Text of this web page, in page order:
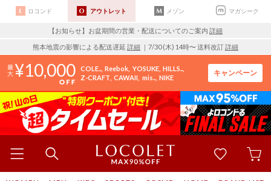
ロコンド アウトレット メゾン マガシーク
【お知らせ】お盆期間の営業・配送についてのご案内 詳細
熊本地震の影響による配送遅延 詳細 ｜7/30 (木) 14時〜 送料改訂詳細
10,000 COLE.. Reebok YOSUKE HILLS..
Z-CRAFT CAWAII mis.. NIKE
キャンペーン